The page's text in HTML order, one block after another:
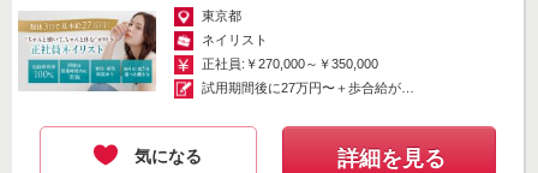
東京都
ネイリスト
正社員:￥270,000～￥350,000
気になる 詳細を見る